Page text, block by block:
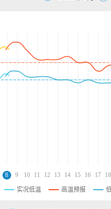
8 9 10 11 12 13 14 15 16 17 18
实况低温 高温预报